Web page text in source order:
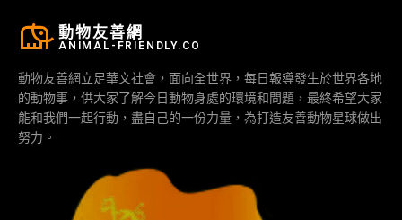
動物友善網
ANIMAL-FRIENDLY.CO
動物友善網立足華文社會，面向全世界，每日報導發生於世界各地
的動物事，供大家了解今日動物身處的環境和問題，最終希望大家
能和我們一起行動，盡自己的一份力量，為打造友善動物星球做出
努力。